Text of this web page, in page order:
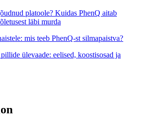
platoole? Kuidas PhenQ aitab
läbi murda
mis teeb PhenQ-st silmapaistva?
ülevaade: eelised, koostisosad ja